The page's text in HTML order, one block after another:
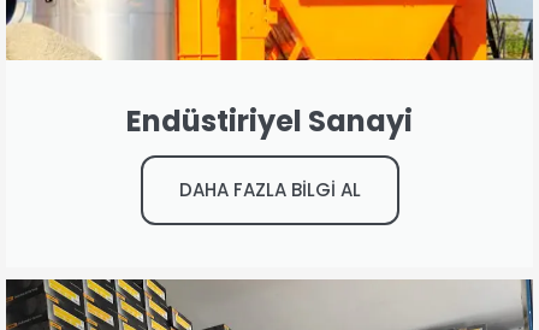
Endüstiriyel Sanayi
DAHA FAZLA BİLGİ AL